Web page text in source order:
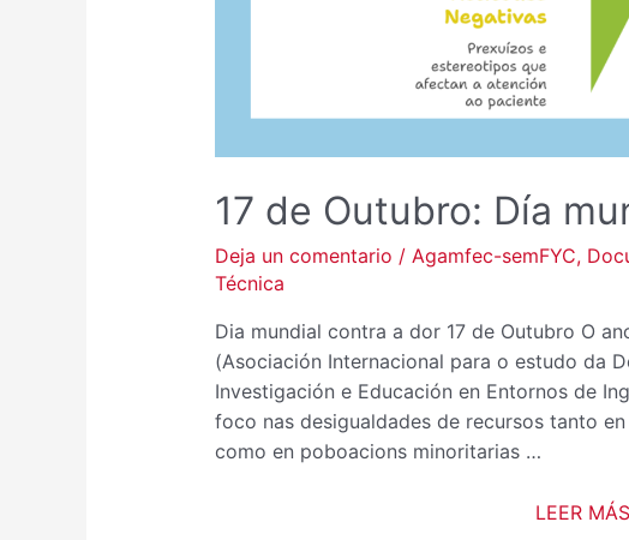
17 de Outubro: Día
Deja un comentario / Agamfec-semFYC,
Técnica
Dia mundial contra a dor 17 de Outubro O
(Asociación Internacional para o estudo da
Investigación e Educación en Entornos de
foco nas desigualdades de recursos tanto
como en poboacions minoritarias …
LEER